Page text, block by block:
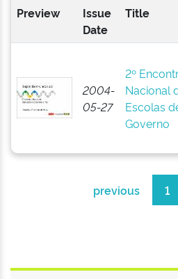
Preview
Issue
Date
Title
2004-
05-27
2º
Nacional
Escolas
Governo
previous 1